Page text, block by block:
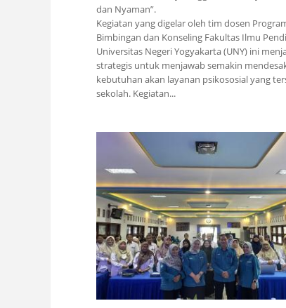
dan Nyaman”.
Kegiatan yang digelar oleh tim dosen
Bimbingan dan Konseling Fakultas Ilmu
Universitas Negeri Yogyakarta (UNY) ini
strategis untuk menjawab semakin
kebutuhan akan layanan psikososial yang
sekolah. Kegiatan...